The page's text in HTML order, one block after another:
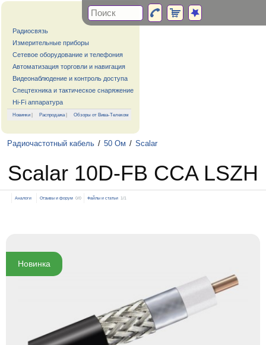
Радиосвязь
Измерительные приборы
Сетевое оборудование и телефония
Автоматизация торговли и навигация
Видеонаблюдение и контроль доступа
Спецтехника и тактическое снаряжение
Hi-Fi аппаратура
Новинки | Распродажа| Обзоры от Вива-Телеком
Радиочастотный кабель / 50 Ом / Scalar
Scalar 10D-FB CCA LSZH
Аналоги Отзывы и форум 0/0 Файлы и статьи 1/1
Новинка